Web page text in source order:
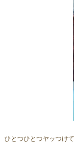
ひとつひとつヤッつけ